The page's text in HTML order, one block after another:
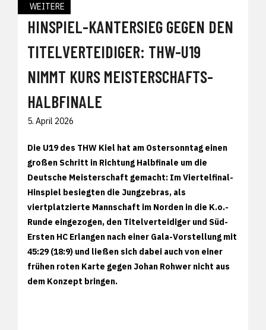
WEITERE
HINSPIEL-KANTERSIEG GEGEN DEN
TITELVERTEIDIGER: THW-U19
NIMMT KURS MEISTERSCHAFTS-
HALBFINALE
5. April 2026
Die U19 des THW Kiel hat am Ostersonntag einen
großen Schritt in Richtung Halbfinale um die
Deutsche Meisterschaft gemacht: Im Viertelfinal-
Hinspiel besiegten die Jungzebras, als
viertplatzierte Mannschaft im Norden in die K.o.-
Runde eingezogen, den Titelverteidiger und Süd-
Ersten HC Erlangen nach einer Gala-Vorstellung mit
45:29 (18:9) und ließen sich dabei auch von einer
frühen roten Karte gegen Johan Rohwer nicht aus
dem Konzept bringen.